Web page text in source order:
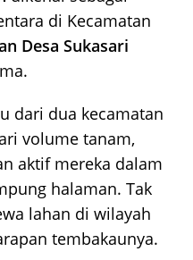
di Kecamatan
Desa Sukasari
dari dua kecamatan
volume tanam,
aktif mereka dalam
halaman. Tak
lahan di wilayah
tembakaunya.